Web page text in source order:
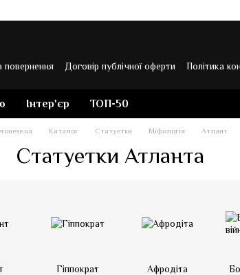
повернення Договір публічної оферти
Політика
Інтер'єр ТОП-50
Каталог Статуетки Міфологія Атлант
Статуетки Атланта
Гіппократ Афродіта